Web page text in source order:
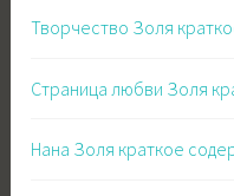
Творчество Золя
Страница любви Золя
Нана Золя краткое